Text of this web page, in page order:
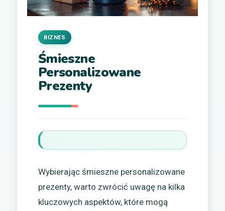
Śmieszne
Personalizowane
Prezenty
BIZNES
Wybierając śmieszne personalizowane
prezenty, warto zwrócić uwagę na kilka
kluczowych aspektów, które mogą